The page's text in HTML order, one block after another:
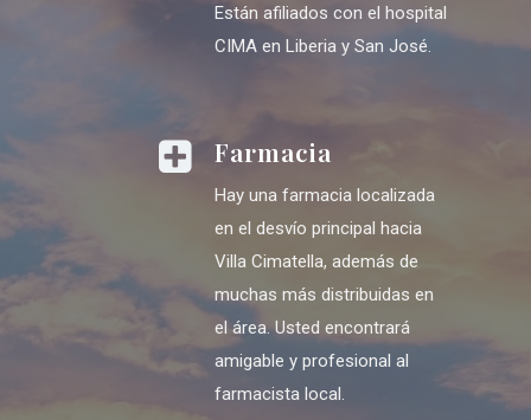
Están afiliados con el hospital
CIMA en Liberia y San José.
Farmacia
Hay una farmacia localizada
en el desvío principal hacia
Villa Cimatella, además de
muchas más distribuidas en
el área. Usted encontrará
amigable y profesional al
farmacista local.